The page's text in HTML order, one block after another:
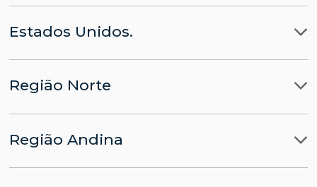
Madrid
CHINA parte da LLYC
APACHE parte da LLYC
Barcelona
Lisboa
Bruxelas
Estados Unidos.
Miami
Nova Iorque
Washington, D.C.
Região Norte
Ciudad de Mexico
Panamá
Santo Domingo
Região Andina
Lima